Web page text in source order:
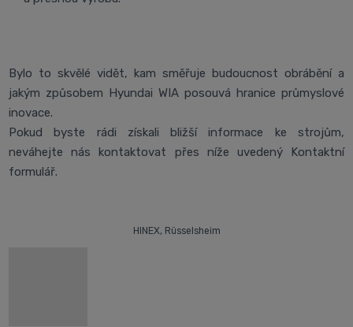
Bylo to skvělé vidět, kam směřuje budoucnost obrábění a
jakým způsobem Hyundai WIA posouvá hranice průmyslové
inovace.
Pokud byste rádi získali bližší informace ke strojům,
neváhejte nás kontaktovat přes níže uvedený Kontaktní
formulář.
HINEX, Rüsselsheim